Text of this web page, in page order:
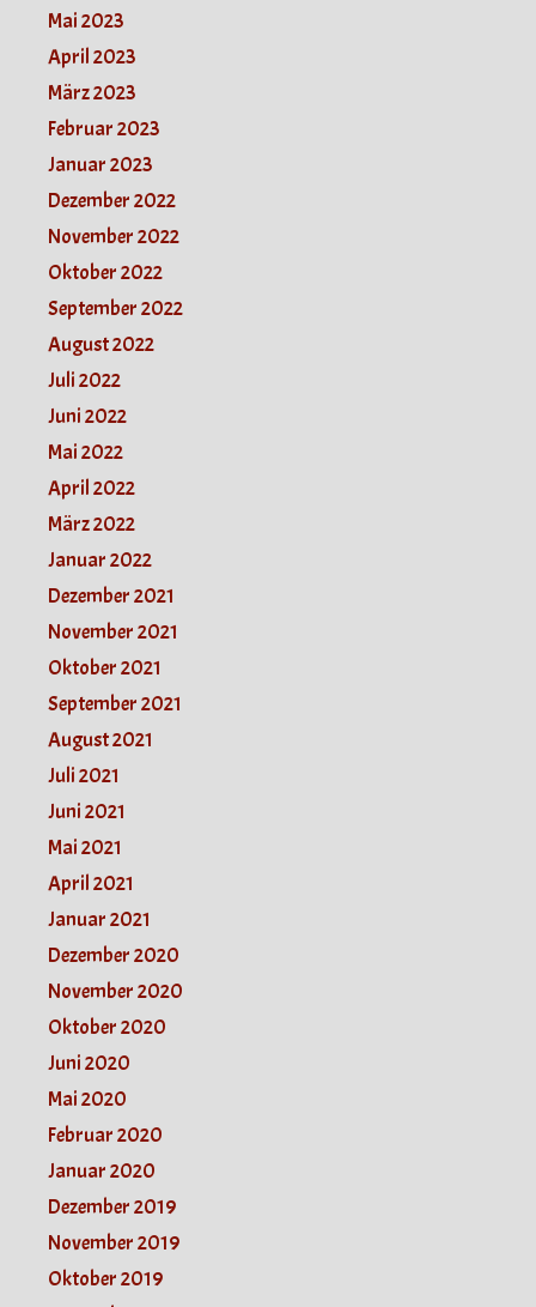
Mai 2023
April 2023
März 2023
Februar 2023
Januar 2023
Dezember 2022
November 2022
Oktober 2022
September 2022
August 2022
Juli 2022
Juni 2022
Mai 2022
April 2022
März 2022
Januar 2022
Dezember 2021
November 2021
Oktober 2021
September 2021
August 2021
Juli 2021
Juni 2021
Mai 2021
April 2021
Januar 2021
Dezember 2020
November 2020
Oktober 2020
Juni 2020
Mai 2020
Februar 2020
Januar 2020
Dezember 2019
November 2019
Oktober 2019